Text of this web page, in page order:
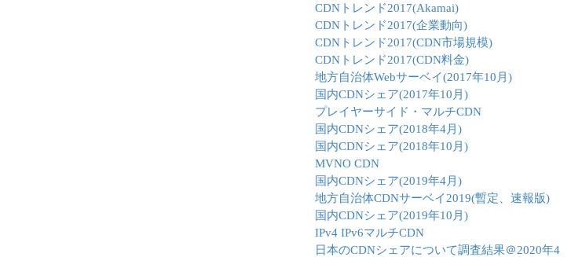
CDNトレンド2017(Akamai)
CDNトレンド2017(企業動向)
CDNトレンド2017(CDN市場規模)
CDNトレンド2017(CDN料金)
地方自治体Webサーベイ(2017年10月)
国内CDNシェア(2017年10月)
プレイヤーサイド・マルチCDN
国内CDNシェア(2018年4月)
国内CDNシェア(2018年10月)
MVNO CDN
国内CDNシェア(2019年4月)
地方自治体CDNサーベイ2019(暫定、速報版)
国内CDNシェア(2019年10月)
IPv4 IPv6マルチCDN
日本のCDNシェアについて調査結果＠2020年4